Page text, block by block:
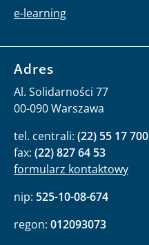
e-learning
Adres
Al. Solidarności 77
00-090 Warszawa
tel. centrali: (22) 55 17 700
fax: (22) 827 64 53
formularz kontaktowy
nip: 525-10-08-674
regon: 012093073